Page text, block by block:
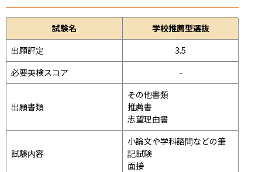
試験名
学校推薦型選抜
出願評定
3.5
必要英検スコア
-
出願書類
その他書類
推薦書
志望理由書
試験内容
小論文や学科諮問などの筆
記試験
面接